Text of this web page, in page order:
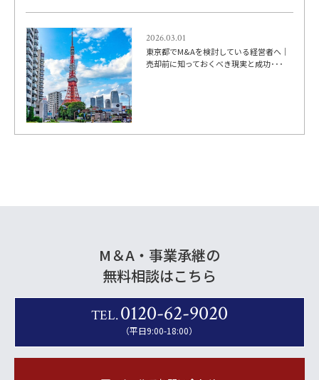
2026.03.01
東京都でM&Aを検討している経営者へ｜
売却前に知っておくべき現実と成功･･･
M＆A・事業承継の
無料相談はこちら
TEL.0120-62-9020
（平日9:00-18:00）